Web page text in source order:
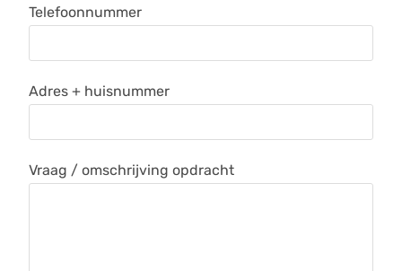
Telefoonnummer
Adres + huisnummer
Vraag / omschrijving opdracht